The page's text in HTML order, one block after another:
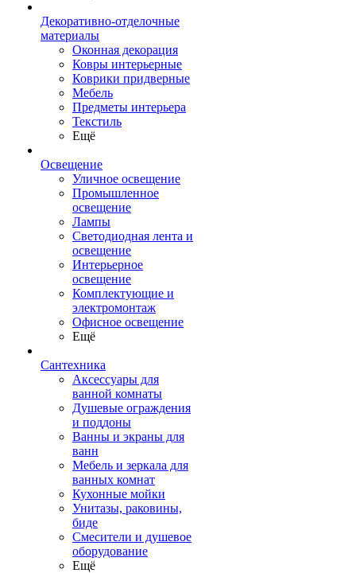
Декоративно-отделочные
материалы
Оконная декорация
Ковры интерьерные
Коврики придверные
Мебель
Предметы интерьера
Текстиль
Ещё
Освещение
Уличное освещение
Промышленное
освещение
Лампы
Светодиодная лента и
освещение
Интерьерное
освещение
Комплектующие и
электромонтаж
Офисное освещение
Ещё
Сантехника
Аксессуары для
ванной комнаты
Душевые ограждения
и поддоны
Ванны и экраны для
ванн
Мебель и зеркала для
ванных комнат
Кухонные мойки
Унитазы, раковины,
биде
Смесители и душевое
оборудование
Ещё